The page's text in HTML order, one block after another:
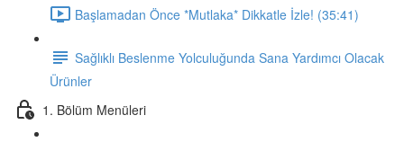
Başlamadan Önce *Mutlaka* Dikkatle İzle! (35:41)
Sağlıklı Beslenme Yolculuğunda Sana Yardımcı Olacak
Ürünler
1. Bölüm Menüleri